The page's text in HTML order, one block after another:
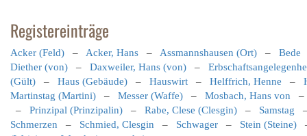
Registereinträge
Acker (Feld) – Acker, Hans – Assmannshausen (Ort) – Bede
Diether (von) – Daxweiler, Hans (von) –
(Gült) – Haus (Gebäude) – Hauswirt – Helffrich, Henne –
Martinstag (Martini) – Messer (Waffe) – Mosbach, Hans von
– Prinzipal (Prinzipalin) – Rabe, Clese (Clesgin) – Samstag
Schmerzen – Schmied, Clesgin – Schwager – Stein (Steine)